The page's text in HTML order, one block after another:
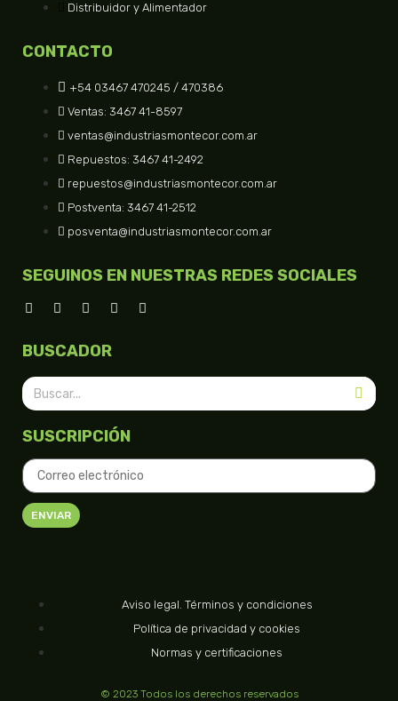
Distribuidor y Alimentador
CONTACTO
+54 03467 470245 / 470386
Ventas: 3467 41-8597
ventas@industriasmontecor.com.ar
Repuestos: 3467 41-2492
repuestos@industriasmontecor.com.ar
Postventa: 3467 41-2512
posventa@industriasmontecor.com.ar
SEGUINOS EN NUESTRAS REDES SOCIALES
BUSCADOR
SUSCRIPCIÓN
ENVIAR
Aviso legal. Términos y condiciones
Política de privacidad y cookies
Normas y certificaciones
© 2023 Todos los derechos reservados